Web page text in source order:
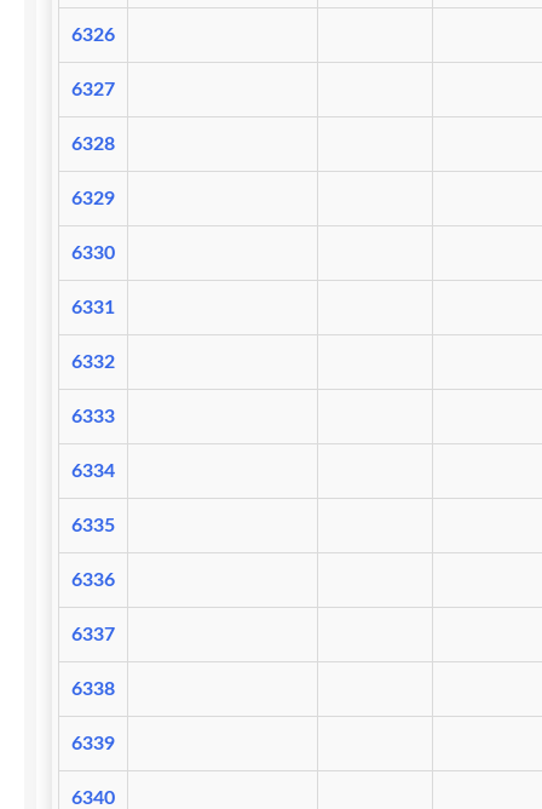
6326
6327
6328
6329
6330
6331
6332
6333
6334
6335
6336
6337
6338
6339
6340